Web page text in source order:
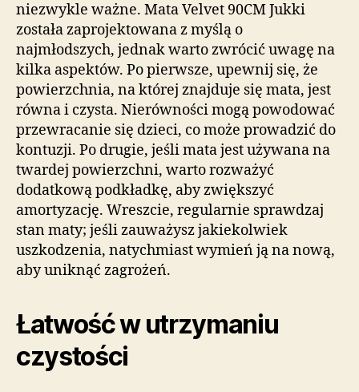
niezwykle ważne. Mata Velvet 90CM Jukki
została zaprojektowana z myślą o
najmłodszych, jednak warto zwrócić uwagę na
kilka aspektów. Po pierwsze, upewnij się, że
powierzchnia, na której znajduje się mata, jest
równa i czysta. Nierówności mogą powodować
przewracanie się dzieci, co może prowadzić do
kontuzji. Po drugie, jeśli mata jest używana na
twardej powierzchni, warto rozważyć
dodatkową podkładkę, aby zwiększyć
amortyzację. Wreszcie, regularnie sprawdzaj
stan maty; jeśli zauważysz jakiekolwiek
uszkodzenia, natychmiast wymień ją na nową,
aby uniknąć zagrożeń.
Łatwość w utrzymaniu
czystości